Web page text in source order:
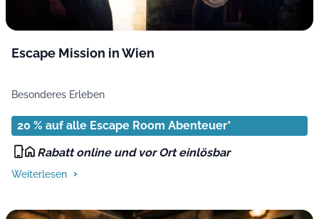
Escape Mission in Wien
Besonderes Erleben
20 % auf alle Escape Room Abenteuer*
Rabatt online und vor Ort einlösbar
Weiterlesen